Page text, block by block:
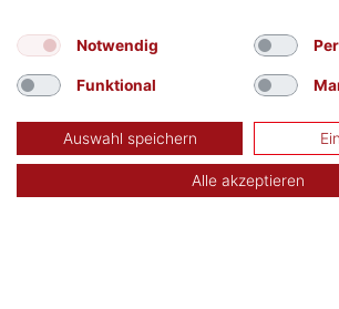
TERMIN
Notwendig
Funktional
Auswahl speichern
Alle akzeptieren